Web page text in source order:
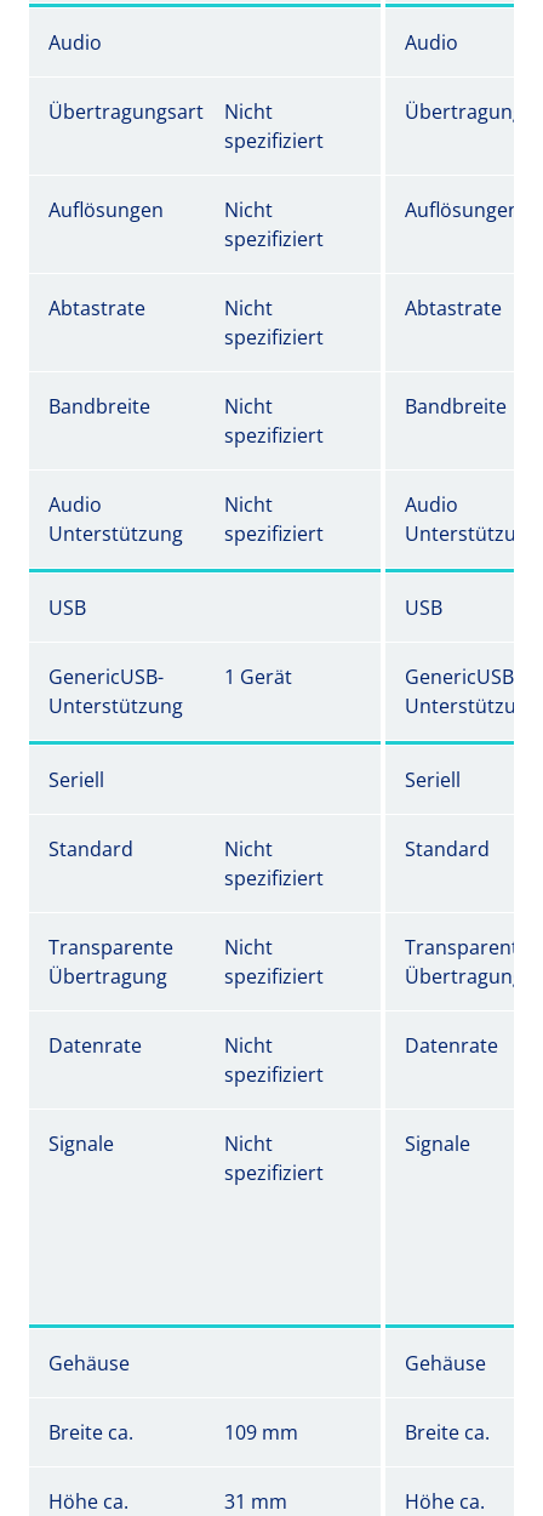
Audio Audio
Übertragungsart
Nicht
spezifiziert
Auflösungen
Nicht
spezifiziert
Auflösungen
Abtastrate
Nicht
spezifiziert
Abtastrate
Bandbreite
Nicht
spezifiziert
Bandbreite
Audio
Unterstützung
Nicht
spezifiziert
Audio
Unterstützung
USB USB
GenericUSB-
Unterstützung
1 Gerät
GenericUSB-
Unterstützung
Seriell Seriell
Standard
Nicht
spezifiziert
Standard
Transparente
Übertragung
Nicht
spezifiziert
Transparente
Übertragung
Datenrate
Nicht
spezifiziert
Datenrate
Signale
Nicht
spezifiziert
Signale
Gehäuse Gehäuse
Breite ca. 109 mm Breite ca.
Höhe ca. 31 mm Höhe ca.